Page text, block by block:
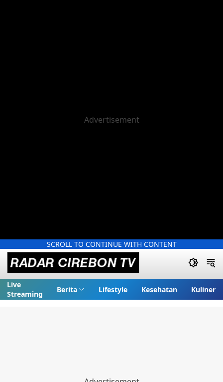
SCROLL TO CONTINUE WITH CONTENT
Live
Streaming
Berita Lifestyle Kesehatan Kuliner